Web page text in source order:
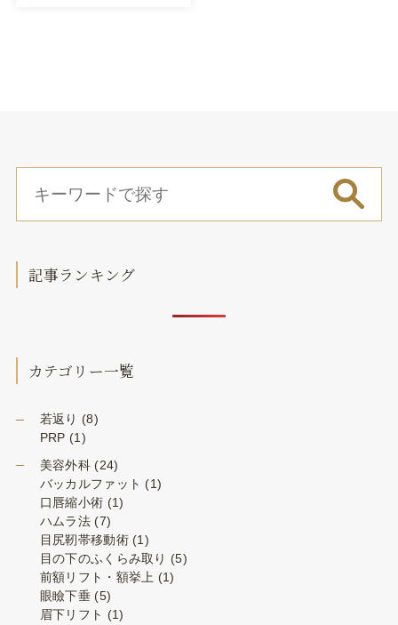
記事ランキング
カテゴリー一覧
若返り (8)
PRP (1)
美容外科(24)
バッカルファット (1)
口唇縮小術 (1)
ハムラ法(7)
目尻靭帯移動術(1)
目の下のふくらみ取り (5)
前額リフト・額挙上 (1)
眼瞼下垂(5)
眉下リフト (1)